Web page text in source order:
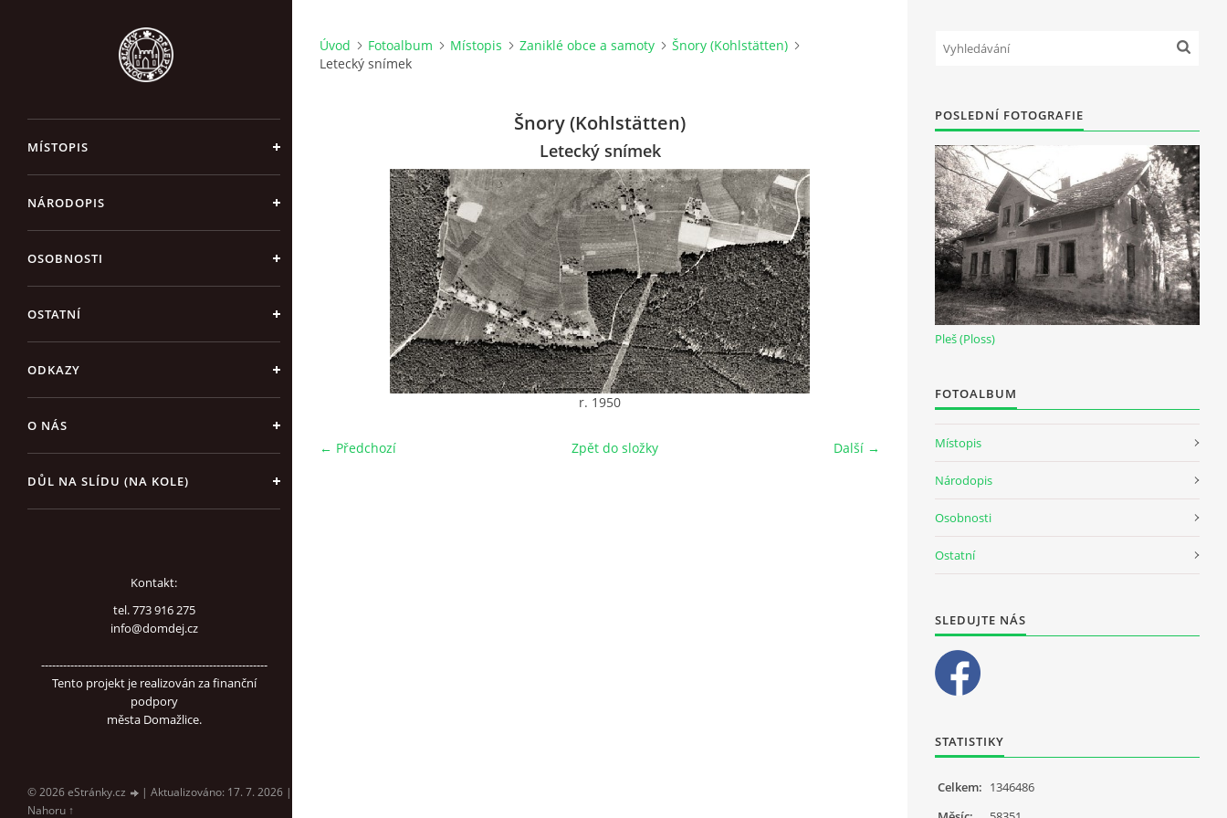
MÍSTOPIS
NÁRODOPIS
OSOBNOSTI
OSTATNÍ
ODKAZY
O NÁS
DŮL NA SLÍDU (NA KOLE)
Kontakt:
tel. 773 916 275
info@domdej.cz
--------------------------------------------------------------
Tento projekt je realizován za finanční
podpory
města Domažlice.
© 2026 eStránky.cz | Aktualizováno: 17. 7. 2026 |
Nahoru ↑
Úvod Fotoalbum Místopis Zaniklé obce a samoty
Šnory (Kohlstätten)
Letecký snímek
Šnory (Kohlstätten)
Letecký snímek
r. 1950
← Předchozí Další →
Zpět do složky
POSLEDNÍ FOTOGRAFIE
Pleš (Ploss)
FOTOALBUM
Místopis
Národopis
Osobnosti
Ostatní
SLEDUJTE NÁS
STATISTIKY
Celkem: 1346486